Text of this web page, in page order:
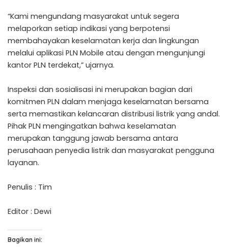
“Kami mengundang masyarakat untuk segera
melaporkan setiap indikasi yang berpotensi
membahayakan keselamatan kerja dan lingkungan
melalui aplikasi PLN Mobile atau dengan mengunjungi
kantor PLN terdekat,” ujarnya.
Inspeksi dan sosialisasi ini merupakan bagian dari
komitmen PLN dalam menjaga keselamatan bersama
serta memastikan kelancaran distribusi listrik yang andal.
Pihak PLN mengingatkan bahwa keselamatan
merupakan tanggung jawab bersama antara
perusahaan penyedia listrik dan masyarakat pengguna
layanan.
Penulis : Tim
Editor : Dewi
Bagikan ini: